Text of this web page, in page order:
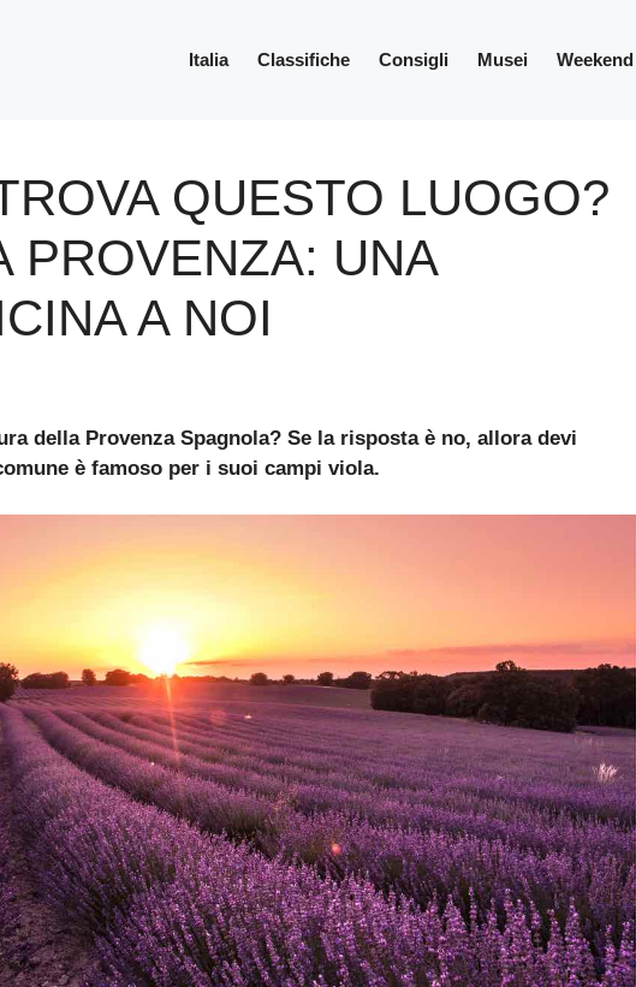
Italia Classifiche Consigli Musei Weekend
QUESTO LUOGO?
PROVENZA: UNA
A NOI
della Provenza Spagnola? Se la risposta è no, allora devi
è famoso per i suoi campi viola.